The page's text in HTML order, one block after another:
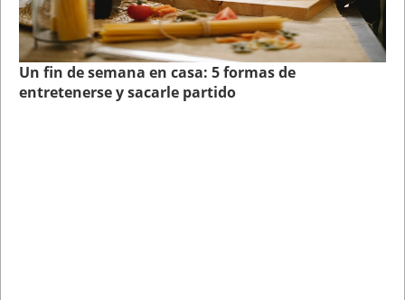
Un fin de semana en casa: 5 formas de
entretenerse y sacarle partido